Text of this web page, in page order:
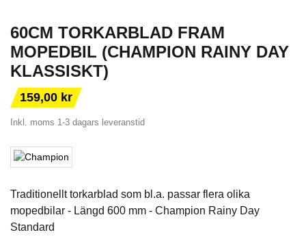
60CM TORKARBLAD FRAM
MOPEDBIL (CHAMPION RAINY DAY
KLASSISKT)
159,00 kr
Inkl. moms 1-3 dagars leveranstid
Traditionellt torkarblad som bl.a. passar flera olika
mopedbilar - Längd 600 mm - Champion Rainy Day
Standard